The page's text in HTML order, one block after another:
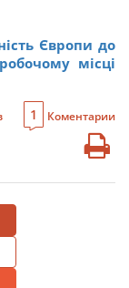
Європи до
місці
1 Коментарии